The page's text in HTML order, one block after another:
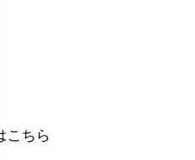
こちら